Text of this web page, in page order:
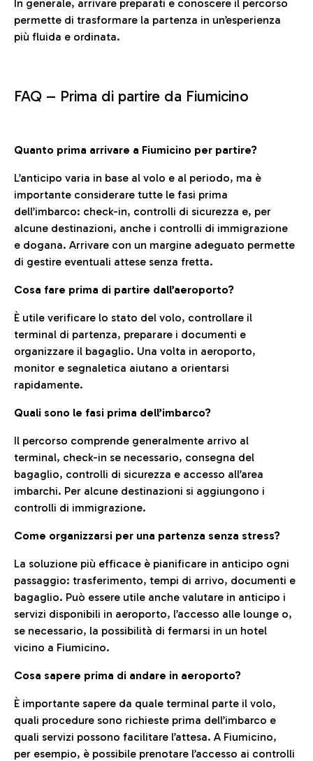
In generale, arrivare preparati e conoscere il percorso
permette di trasformare la partenza in un’esperienza
più fluida e ordinata.
FAQ – Prima di partire da Fiumicino
Quanto prima arrivare a Fiumicino per partire?
L’anticipo varia in base al volo e al periodo, ma è
importante considerare tutte le fasi prima
dell’imbarco: check-in, controlli di sicurezza e, per
alcune destinazioni, anche i controlli di immigrazione
e dogana. Arrivare con un margine adeguato permette
di gestire eventuali attese senza fretta.
Cosa fare prima di partire dall’aeroporto?
È utile verificare lo stato del volo, controllare il
terminal di partenza, preparare i documenti e
organizzare il bagaglio. Una volta in aeroporto,
monitor e segnaletica aiutano a orientarsi
rapidamente.
Quali sono le fasi prima dell’imbarco?
Il percorso comprende generalmente arrivo al
terminal, check-in se necessario, consegna del
bagaglio, controlli di sicurezza e accesso all’area
imbarchi. Per alcune destinazioni si aggiungono i
controlli di immigrazione.
Come organizzarsi per una partenza senza stress?
La soluzione più efficace è pianificare in anticipo ogni
passaggio: trasferimento, tempi di arrivo, documenti e
bagaglio. Può essere utile anche valutare in anticipo i
servizi disponibili in aeroporto, l’accesso alle lounge o,
se necessario, la possibilità di fermarsi in un hotel
vicino a Fiumicino.
Cosa sapere prima di andare in aeroporto?
È importante sapere da quale terminal parte il volo,
quali procedure sono richieste prima dell’imbarco e
quali servizi possono facilitare l’attesa. A Fiumicino,
per esempio, è possibile prenotare l’accesso ai controlli